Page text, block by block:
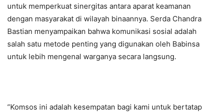
untuk memperkuat sinergitas antara aparat keamanan
dengan masyarakat di wilayah binaannya. Serda Chandra
Bastian menyampaikan bahwa komunikasi sosial adalah
salah satu metode penting yang digunakan oleh Babinsa
untuk lebih mengenal warganya secara langsung.
“Komsos ini adalah kesempatan bagi kami untuk bertatap